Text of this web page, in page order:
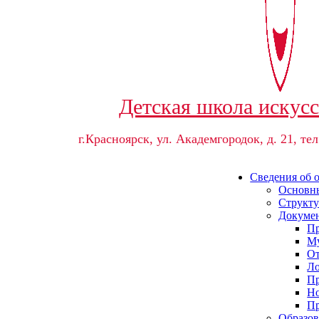
Детская школа
г.Красноярск, ул. Академгородок, д. 21,
Сведения об